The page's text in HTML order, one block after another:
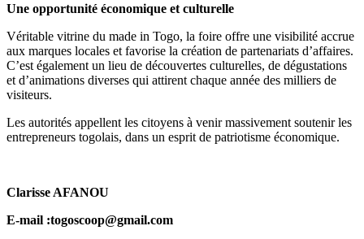
Une opportunité économique et culturelle
Véritable vitrine du made in Togo, la foire offre une visibilité accrue
aux marques locales et favorise la création de partenariats d’affaires.
C’est également un lieu de découvertes culturelles, de dégustations
et d’animations diverses qui attirent chaque année des milliers de
visiteurs.
Les autorités appellent les citoyens à venir massivement soutenir les
entrepreneurs togolais, dans un esprit de patriotisme économique.
Clarisse AFANOU
E-mail :togoscoop@gmail.com